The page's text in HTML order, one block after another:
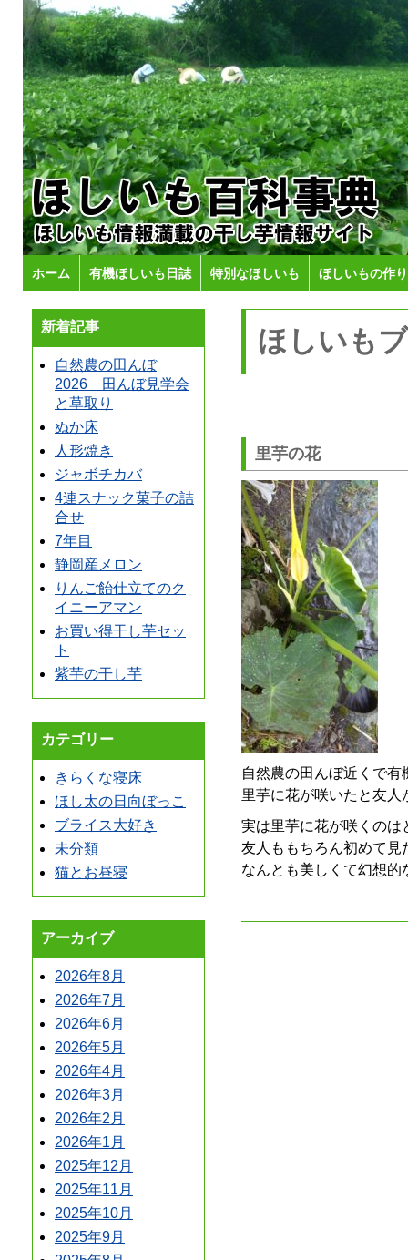
ホーム 有機ほしいも日誌 特別なほしいも ほしいもの作
新着記事
自然農の田んぼ
2026 田んぼ見学会
と草取り
ぬか床
人形焼き
ジャボチカバ
4連スナック菓子の詰
合せ
7年目
静岡産メロン
りんご飴仕立てのク
イニーアマン
お買い得干し芋セッ
ト
紫芋の干し芋
カテゴリー
きらくな寝床
ほし太の日向ぼっこ
ブライス大好き
未分類
猫とお昼寝
アーカイブ
2026年8月
2026年7月
2026年6月
2026年5月
2026年4月
2026年3月
2026年2月
2026年1月
2025年12月
2025年11月
2025年10月
2025年9月
ほしいも
里芋の花
自然農の田んぼ近くで
里芋に花が咲いたと友
実は里芋に花が咲くのは
友人ももちろん初めて見
なんとも美しくて幻想的